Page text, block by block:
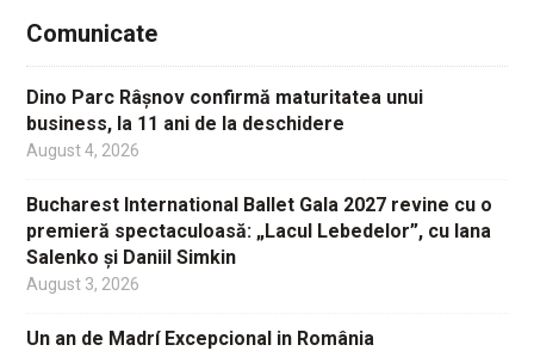
Comunicate
Dino Parc Râșnov confirmă maturitatea unui
business, la 11 ani de la deschidere
August 4, 2026
Bucharest International Ballet Gala 2027 revine cu o
premieră spectaculoasă: „Lacul Lebedelor”, cu Iana
Salenko și Daniil Simkin
August 3, 2026
Un an de Madrí Excepcional in România